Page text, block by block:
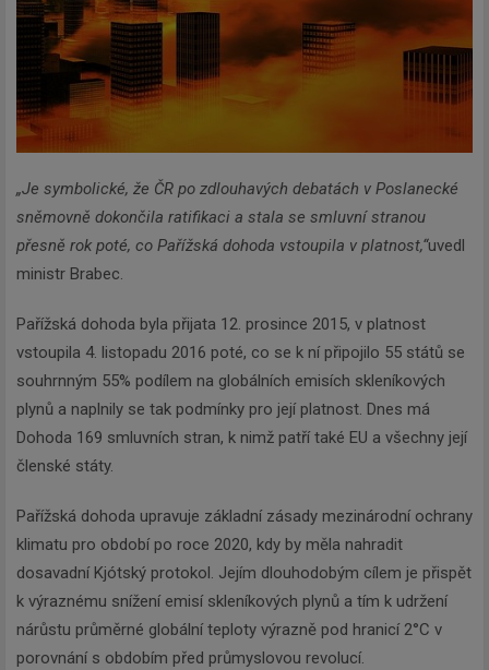
„Je symbolické, že ČR po zdlouhavých debatách v Poslanecké
sněmovně dokončila ratifikaci a stala se smluvní stranou
přesně rok poté, co Pařížská dohoda vstoupila v platnost,“uvedl
ministr Brabec.
Pařížská dohoda byla přijata 12. prosince 2015, v platnost
vstoupila 4. listopadu 2016 poté, co se k ní připojilo 55 států se
souhrnným 55% podílem na globálních emisích skleníkových
plynů a naplnily se tak podmínky pro její platnost. Dnes má
Dohoda 169 smluvních stran, k nimž patří také EU a všechny její
členské státy.
Pařížská dohoda upravuje základní zásady mezinárodní ochrany
klimatu pro období po roce 2020, kdy by měla nahradit
dosavadní Kjótský protokol. Jejím dlouhodobým cílem je přispět
k výraznému snížení emisí skleníkových plynů a tím k udržení
nárůstu průměrné globální teploty výrazně pod hranicí 2°C v
porovnání s obdobím před průmyslovou revolucí.